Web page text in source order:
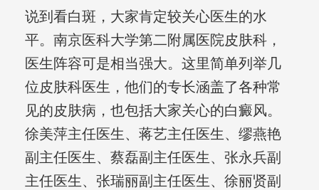
说到看白斑，大家肯定较关心医生的水
平。南京医科大学第二附属医院皮肤科，
医生阵容可是相当强大。这里简单列举几
位皮肤科医生，他们的专长涵盖了各种常
见的皮肤病，也包括大家关心的白癜风。
徐美萍主任医生、蒋艺主任医生、缪燕艳
副主任医生、蔡磊副主任医生、张永兵副
主任医生、张瑞丽副主任医生、徐丽贤副